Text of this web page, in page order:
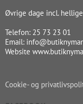
Øvrige dage incl.
Telefon: 25 73 23 01
Email:
Website
Cookie- og